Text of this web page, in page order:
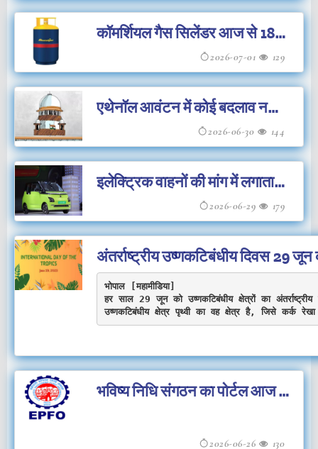
कॉमर्शियल गैस सिलेंडर आज से 180
2026-07-01 129
एथेनॉल आवंटन में कोई बदलाव नहीं
2026-06-30 144
इलेक्‍ट्रिक वाहनों की मांग में लगातार
2026-06-29 179
अंतर्राष्ट्रीय उष्णकटिबंधीय दिवस 29 जून
भोपाल [महामीडिया]
हर साल 29 जून को उष्णकटिबंधीय क्षेत्रों का
भविष्य निधि संगठन का पोर्टल आज से
2026-06-26 130